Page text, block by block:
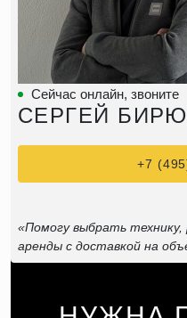
Сейчас онлайн, звоните
СЕРГЕЙ
+7
«Помогу выбрать
аренды с доставкой на